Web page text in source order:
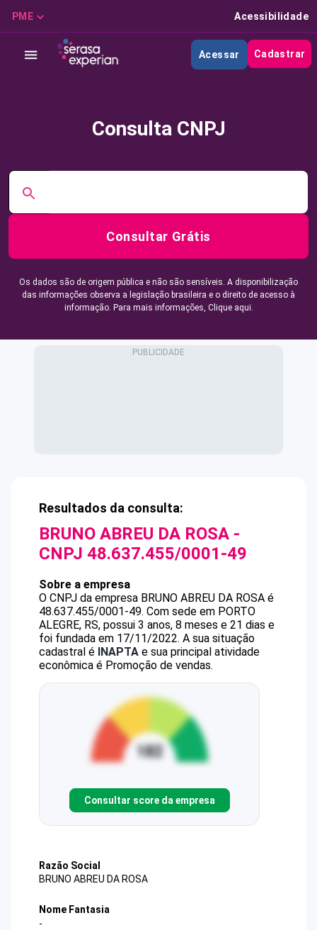
PME Acessibilidade
Acessar Cadastrar
Consulta CNPJ
Consultar Grátis
Os dados são de origem pública e não são sensíveis. A disponibilização
das informações observa a legislação brasileira e o direito de acesso à
informação. Para mais informações, Clique aqui.
Resultados da consulta:
BRUNO ABREU DA ROSA -
CNPJ 48.637.455/0001-49
Sobre a empresa
O CNPJ da empresa BRUNO ABREU DA ROSA é
48.637.455/0001-49. Com sede em PORTO
ALEGRE, RS, possui 3 anos, 8 meses e 21 dias e
foi fundada em 17/11/2022. A sua situação
cadastral é INAPTA e sua principal atividade
econômica é Promoção de vendas.
Consultar score da empresa
Razão Social
BRUNO ABREU DA ROSA
Nome Fantasia
-